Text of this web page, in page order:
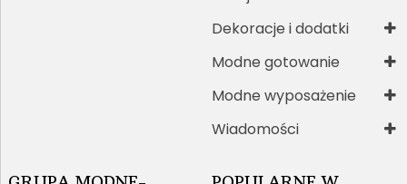
Dekoracje i dodatki
Modne gotowanie
Modne wyposażenie
Wiadomości